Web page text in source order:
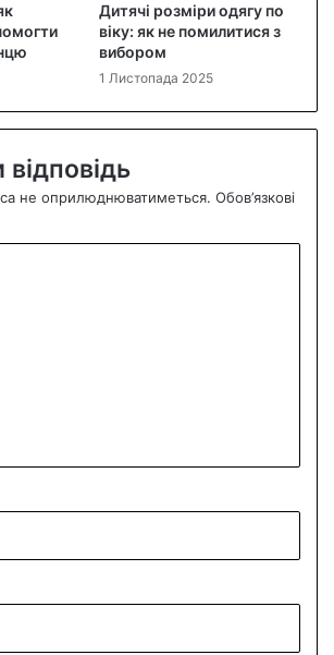
Дитячі розміри одягу по
віку: як не помилитися з
вибором
1 Листопада 2025
не оприлюднюватиметься. Обов’язкові